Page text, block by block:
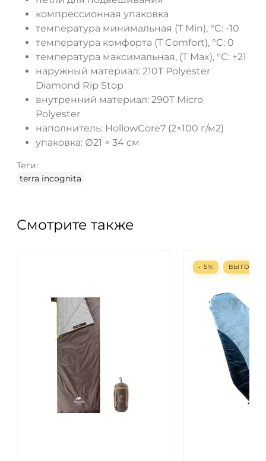
компрессионная упаковка
температура минимальная (T Min), °C: -10
температура комфорта (T Comfort), °C: 0
температура максимальная, (T Max), °C: +21
наружный материал: 210T Polyester
Diamond Rip Stop
внутренний материал: 290T Micro
Polyester
наполнитель: HollowCore7 (2×100 г/м2)
упаковка: ∅21 × 34 см
Теги:
terra incognita
Смотрите также
- 5% ВЫГОДА